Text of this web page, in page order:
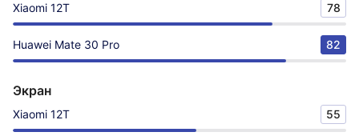
Xiaomi 12T 78
Huawei Mate 30 Pro 82
Экран
Xiaomi 12T 55